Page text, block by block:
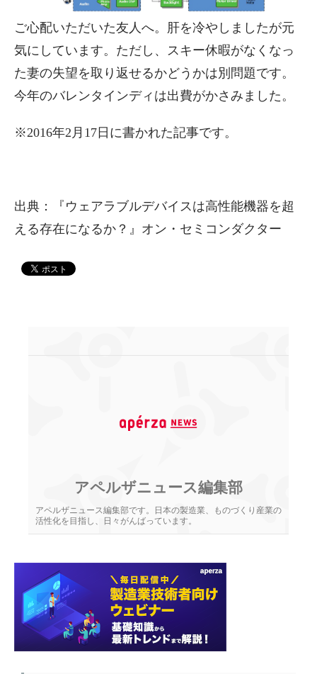
ご心配いただいた友人へ。肝を冷やしましたが元
気にしています。ただし、スキー休暇がなくなっ
た妻の失望を取り返せるかどうかは別問題です。
今年のバレンタインディは出費がかさみました。
※2016年2月17日に書かれた記事です。
出典：『ウェアラブルデバイスは高性能機器を超
える存在になるか？』オン・セミコンダクター
アペルザニュース編集部
アペルザニュース編集部です。日本の製造業、ものづくり産業の
活性化を目指し、日々がんばっています。